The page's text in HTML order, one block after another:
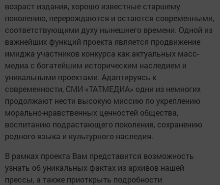
возраст издания, хорошо известные старшему
поколению, перерождаются и остаются современными,
соответствующими духу нынешнего времени. Одной из
важнейших функций проекта является продвижение
имиджа участников конкурса как актуальных масс-
медиа с богатейшим историческим наследием и
уникальными проектами. Адаптируясь к
современности, СМИ «ТАТМЕДИА» одни из немногих
продолжают нести высокую миссию по укреплению
морально-нравственных ценностей общества,
воспитанию подрастающего поколения, сохранению
родного языка и культурного наследия.
В рамках проекта Вам представится возможность
узнать об уникальных фактах из архивов нашей
прессы, а также приоткрыть подробности